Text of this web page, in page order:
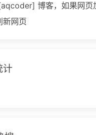
博客，如果网页
网页
计